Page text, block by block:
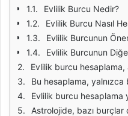
Evlilik Burcu Nedir?
Evlilik Burcu Nasıl
Evlilik Burcunun
Evlilik Burcunun
Evlilik burcu hesaplama, astrolojik inançların ve kişisel ilişkilerin bir araya geldiği önemli bir konudur. İnsanlar, evliliklerinde uyum sağlamak ve partnerleriyle daha iyi bir iletişim
Bu hesaplama, yalnızca burçların özelliklerine dayanmakla kalmaz, aynı zamanda gezegenlerin konumlarına, ay fazlarına ve diğer astrolojik unsurlara da bağlıdır. Her burcun
Evlilik burcu hesaplama yöntemleri arasında, doğum tarihleri ve saatlerinin yanı sıra, doğum yerlerinin de dikkate alınması gerekir. Bu bilgiler, bireylerin natal haritalarının
Astrolojide, bazı burçlar doğal olarak daha uyumlu kabul edilir. Örneğin, su grubu burçları (Yengeç, Akrep, Balık) genellikle duygusal derinlikleri ve sezgileri ile